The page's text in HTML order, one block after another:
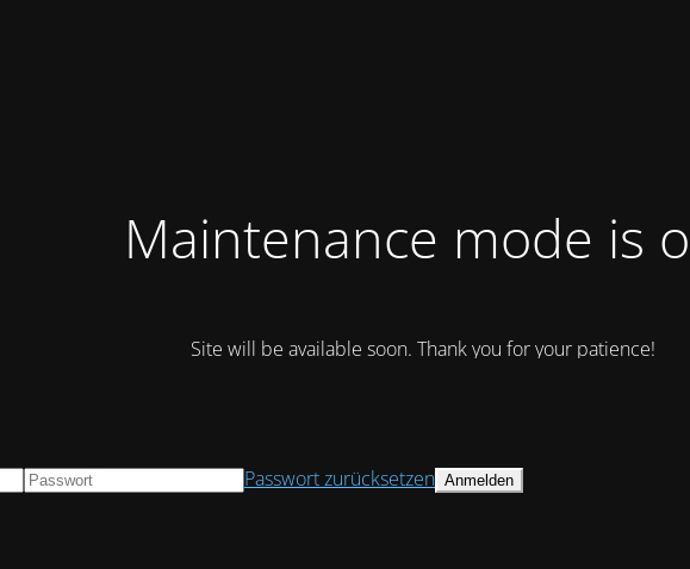
Maintenance mode is
Site will be available soon. Thank you for your patience!
Passwort zurücksetzen